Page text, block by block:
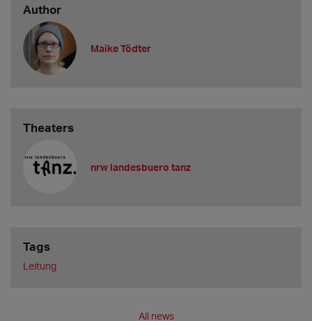
Author
Maike Tödter
Theaters
nrw landesbuero tanz
Tags
Leitung
All news